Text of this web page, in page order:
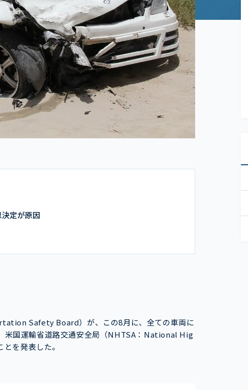
定が原因
Safety Board）が、この8月に、全ての車両に
米国運輸省道路交通安全局（NHTSA：National Hig
を発表した。